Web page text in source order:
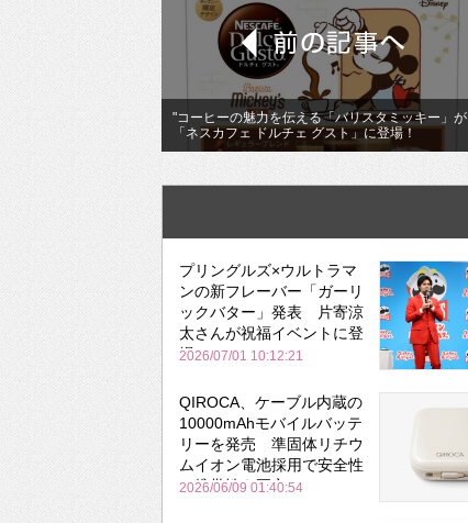
"コーヒーの魅力を伝える「バリスタミッキー」が
「ネスカフェ ドルチェ グスト」に登場！
プリングルズ×ウルトラマ
ンの新フレーバー「ガーリ
ックバター」発表 片寄涼
太さんが祝福イベントに登
場
2026/07/01 10:12:21
QIROCA、ケーブル内蔵の
10000mAhモバイルバッテ
リーを発売 準固体リチウ
ムイオン電池採用で安全性
と携帯性を両立
2026/06/09 01:40:54